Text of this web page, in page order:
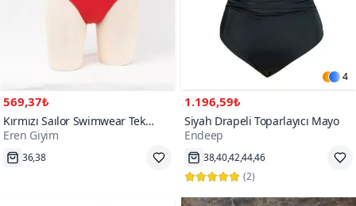
569,37₺
Kırmızı Saılor Swimwear Tek
Omuz Bikini Takım
Eren Giyim
Hızlı Kargo
4
1.196,59₺
Siyah Drapeli Toparlayıcı Mayo
Endeep
9000+
Hızlı Kargo
(2)